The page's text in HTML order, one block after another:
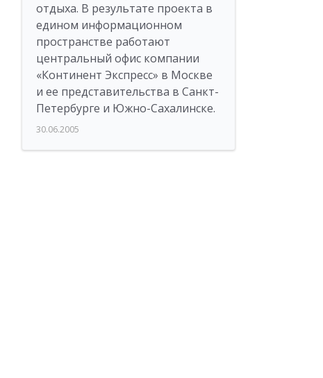
отдыха. В результате проекта в
едином информационном
пространстве работают
центральный офис компании
«Континент Экспресс» в Москве
и ее представительства в Санкт-
Петербурге и Южно-Сахалинске.
30.06.2005